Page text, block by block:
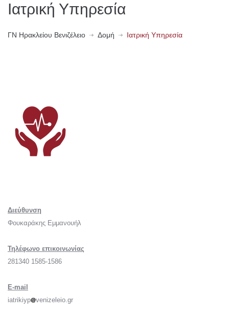
Ιατρική Υπηρεσία
ΓN Ηρακλείου Βενιζέλειο Δομή Ιατρική Υπηρεσία
Διεύθυνση
Φουκαράκης Εμμανουήλ
Τηλέφωνο επικοινωνίας
281340 1585-1586
E-mail
iatrikiyp
venizeleio.gr